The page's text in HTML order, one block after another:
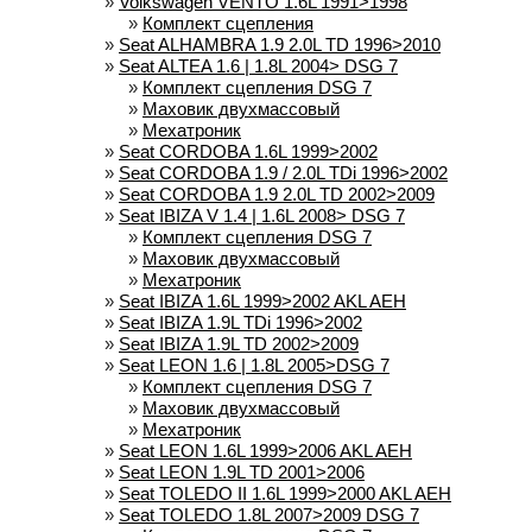
» Комплект сцепления
» Seat ALHAMBRA 1.9 2.0L TD 1996>2010
» Seat ALTEA 1.6 | 1.8L 2004> DSG 7
» Комплект сцепления DSG 7
» Маховик двухмассовый
» Мехатроник
» Seat CORDOBA 1.6L 1999>2002
» Seat CORDOBA 1.9 / 2.0L TDi 1996>2002
» Seat CORDOBA 1.9 2.0L TD 2002>2009
» Seat IBIZA V 1.4 | 1.6L 2008> DSG 7
» Комплект сцепления DSG 7
» Маховик двухмассовый
» Мехатроник
» Seat IBIZA 1.6L 1999>2002 AKL AEH
» Seat IBIZA 1.9L TDi 1996>2002
» Seat IBIZA 1.9L TD 2002>2009
» Seat LEON 1.6 | 1.8L 2005>DSG 7
» Комплект сцепления DSG 7
» Маховик двухмассовый
» Мехатроник
» Seat LEON 1.6L 1999>2006 AKL AEH
» Seat LEON 1.9L TD 2001>2006
» Seat TOLEDO II 1.6L 1999>2000 AKL AEH
» Seat TOLEDO 1.8L 2007>2009 DSG 7